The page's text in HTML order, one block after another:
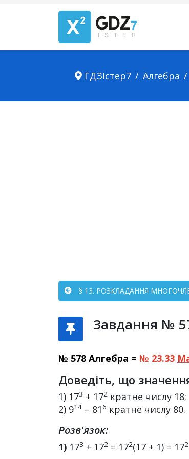
ГДЗІстер7 Алгебра
§ 13. РОЗКЛАДАННЯ
Завдання №
№ 578 Алгебра = № 23.33
Доведіть, що
1) 173 + 172 кратне числу 18;
2) 914 – 816 кратне числу 80.
Розв'язок:
1) 173 + 172 = 172(17 + 1) = 172